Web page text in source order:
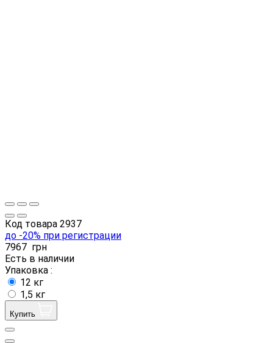
Код товара 2937
до -20% при регистрации
7967 грн
Есть в наличии
Упаковка :
12 кг
1,5 кг
Купить